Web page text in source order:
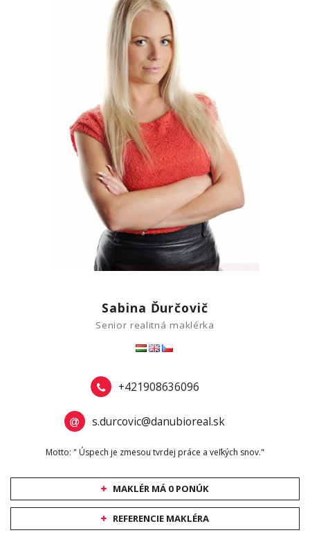
Sabina Ďurčovič
Senior realitná maklérka
+421908636096
s.durcovic@danubioreal.sk
Motto: " Úspech je zmesou tvrdej práce a veľkých snov."
MAKLÉR MÁ 0 PONÚK
REFERENCIE MAKLÉRA